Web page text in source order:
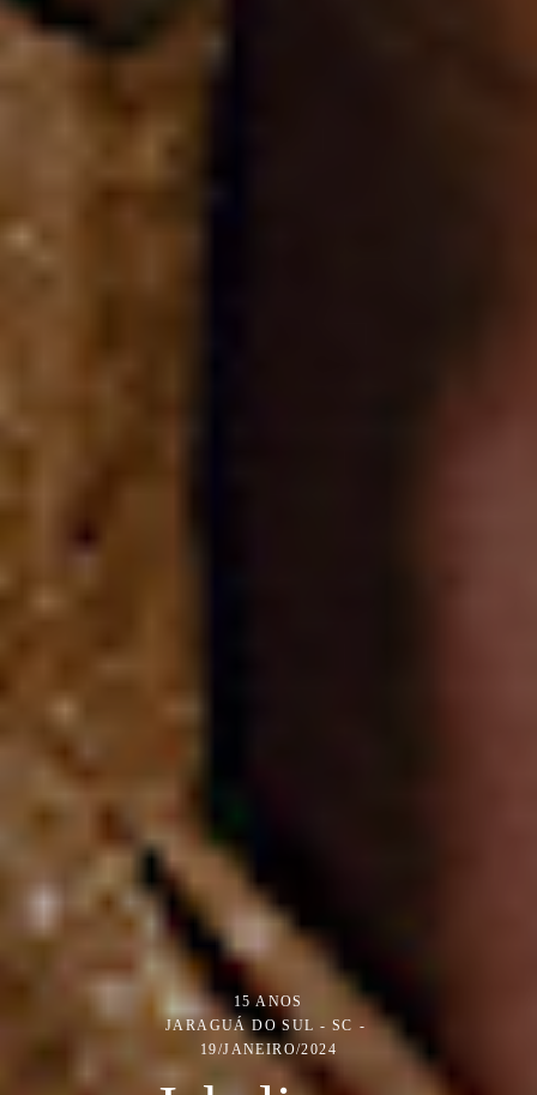
15 ANOS
JARAGUÁ DO SUL - SC
19/JANEIRO/2024